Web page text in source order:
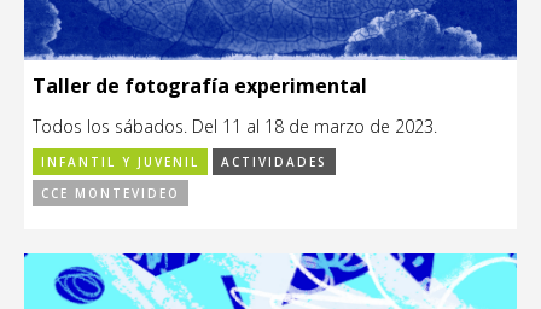
Taller de fotografía experimental
Todos los sábados. Del 11 al 18 de marzo de 2023.
INFANTIL Y JUVENIL
ACTIVIDADES
CCE MONTEVIDEO